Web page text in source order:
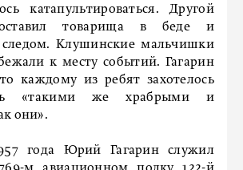
катапультироваться. Другой
товарища в беде и
следом. Клушинские мальчишки
к месту событий. Гагарин
каждому из ребят захотелось
«такими же храбрыми и
они».
года Юрий Гагарин служил